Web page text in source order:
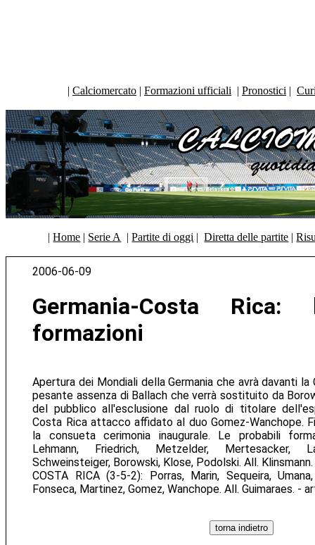
| Calciomercato | Formazioni ufficiali | Pronostici |
|Home | Serie A |Partite di oggi |Diretta delle partite |
2006-06-09
Germania-Costa
formazioni
Apertura dei Mondiali della Germania che avrà davanti
pesante assenza di Ballach che verrà sostituito da
del pubblico all'esclusione dal ruolo di titolare
Costa Rica attacco affidato al duo Gomez-Wanchope.
la consueta cerimonia inaugurale. Le probabili
Lehmann, Friedrich, Metzelder, Mertesacker,
Schweinsteiger, Borowski, Klose, Podolski. All. Klinsmann.
COSTA RICA (3-5-2): Porras, Marin, Sequeira,
Fonseca, Martinez, Gomez, Wanchope. All. Guimaraes.